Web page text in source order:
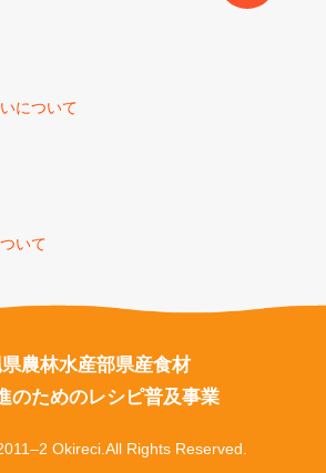
について
いて
農林水産部県産食材
のためのレシピ普及事業
Okireci.All Rights Reserved.